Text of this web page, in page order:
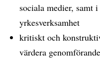
sociala medier, samt
yrkesverksamhet
kritiskt och
värdera